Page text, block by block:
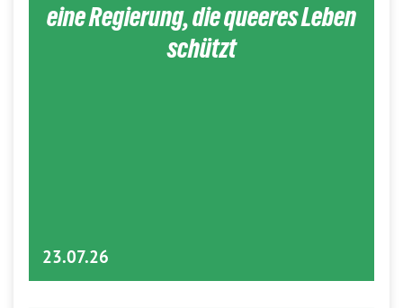
eine Regierung, die queeres Leben
schützt
23.07.26